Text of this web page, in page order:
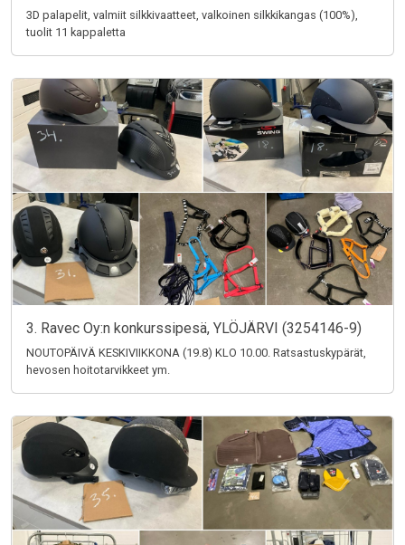
3D palapelit, valmiit silkkivaatteet, valkoinen silkkikangas (100%),
tuolit 11 kappaletta
3. Ravec Oy:n konkurssipesä, YLÖJÄRVI (3254146-9)
NOUTOPÄIVÄ KESKIVIIKKONA (19.8) KLO 10.00. Ratsastuskypärät,
hevosen hoitotarvikkeet ym.